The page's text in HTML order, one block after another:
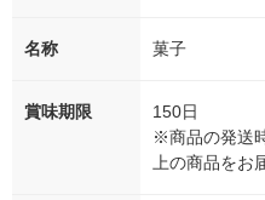
名称 菓子
賞味期限
150日
※商品の発送
上の商品をお